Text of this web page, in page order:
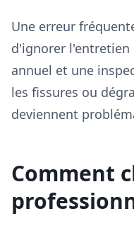
Une erreur
d'ignorer l'entretien
annuel et une
les fissures ou
deviennent
Comment